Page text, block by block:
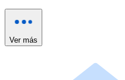
Ver más